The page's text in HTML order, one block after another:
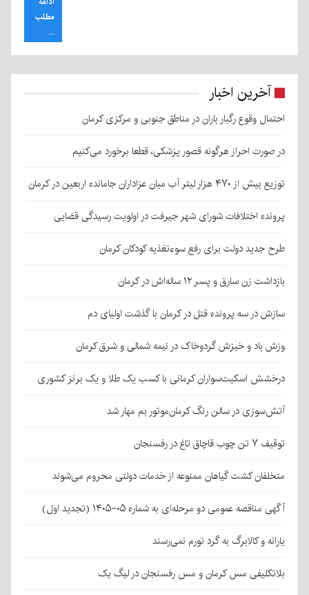
مطلب
...
آخرین اخبار
احتمال وقوع رگبار باران در مناطق جنوبی و مرکزی کرمان
در صورت احراز هرگونه قصور پزشکی، قطعا برخورد می‌کنیم
توزیع بیش از ۴۷۰ هزار لیتر آب میان عزاداران جامانده اربعین در کرمان
پرونده اختلافات شورای شهر جیرفت در اولویت رسیدگی قضایی
طرح جدید دولت برای رفع سوءتغذیه کودکان کرمان
بازداشت زن سارق و پسر ۱۲ ساله‌اش در کرمان
سازش در سه پرونده قتل در کرمان با گذشت اولیای دم
وزش باد و خیزش گردوخاک در نیمه شمالی و شرق کرمان
درخشش اسکیت‌سواران کرمانی با کسب یک طلا و یک برنز کشوری
آتش‌سوزی در سالن رنگ کرمان‌موتور بم مهار شد
توقیف ۷ تن چوب قاچاق تاغ در رفسنجان
متخلفان کشت گیاهان ممنوعه از خدمات دولتی محروم می‌شوند
آگهی مناقصه عمومی دو مرحله‌ای به شماره ۰۵-۱۴۰۵ (تجدید اول)
یارانه و کالابرگ به گرد تورم نمی‌رسند
بلاتکلیفی مس کرمان و مس رفسنجان در لیگ یک